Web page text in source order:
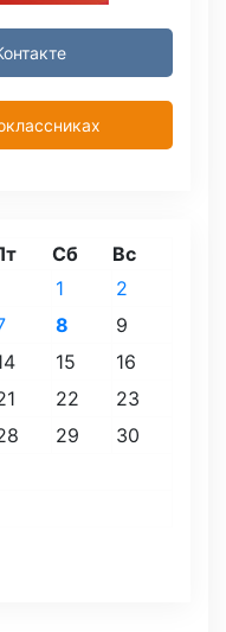
Сб Вс
1
2
8
9
15
16
22
23
29
30